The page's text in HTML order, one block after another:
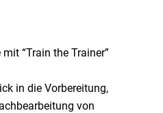
“Train the Trainer”
in die Vorbereitung,
von